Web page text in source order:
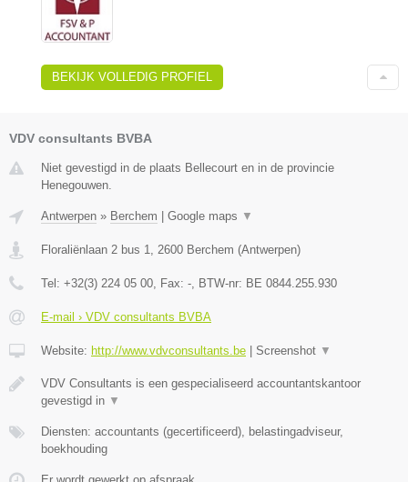
BEKIJK VOLLEDIG PROFIEL
VDV consultants BVBA
Niet gevestigd in de plaats Bellecourt en in de provincie
Henegouwen.
Antwerpen » Berchem Google maps ▼
Floraliënlaan 2 bus 1, 2600 Berchem (Antwerpen)
Tel: +32(3) 224 05 00, Fax: -, BTW-nr: BE 0844.255.930
E-mail › VDV consultants BVBA
Website: http://www.vdvconsultants.be Screenshot ▼
VDV Consultants is een gespecialiseerd accountantskantoor
gevestigd in ▼
Diensten: accountants (gecertificeerd), belastingadviseur,
boekhouding